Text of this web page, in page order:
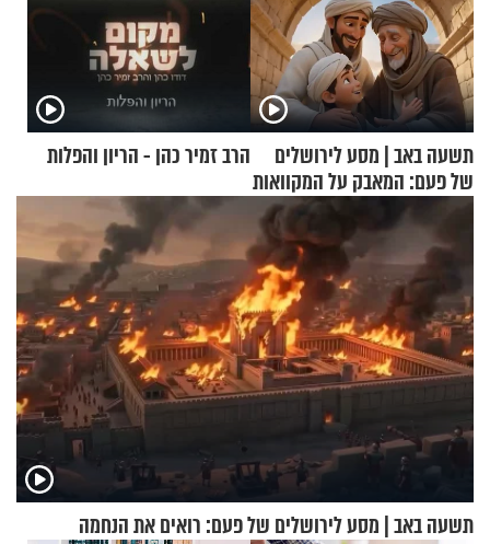
תשעה באב | מסע לירושלים
של פעם: המאבק על המקוואות
הרב זמיר כהן - הריון והפלות
תשעה באב | מסע לירושלים של פעם: רואים את הנחמה